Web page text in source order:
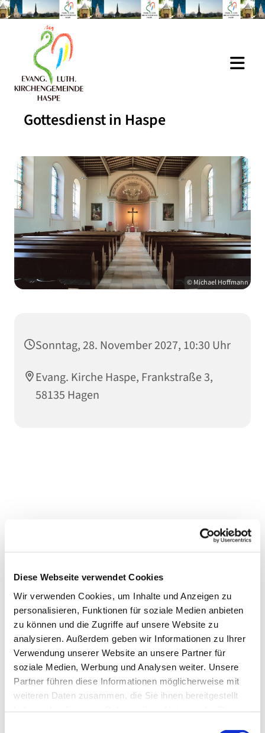
Diese Webseite verwendet Cookies
Wir verwenden Cookies, um Inhalte und Anzeigen zu
personalisieren, Funktionen für soziale Medien anbieten
zu können und die Zugriffe auf unsere Website zu
analysieren. Außerdem geben wir Informationen zu Ihrer
Verwendung unserer Website an unsere Partner für
soziale Medien, Werbung und Analysen weiter. Unsere
Partner führen diese Informationen möglicherweise mit
weiteren Daten zusammen, die Sie ihnen bereitgestellt
Gottesdienst in Haspe
© Michael Hoffmann
Sonntag, 28. November 2027, 10:30 Uhr
Evang. Kirche Haspe, Frankstraße 3,
58135 Hagen
Dies könnte Sie auch
interessieren